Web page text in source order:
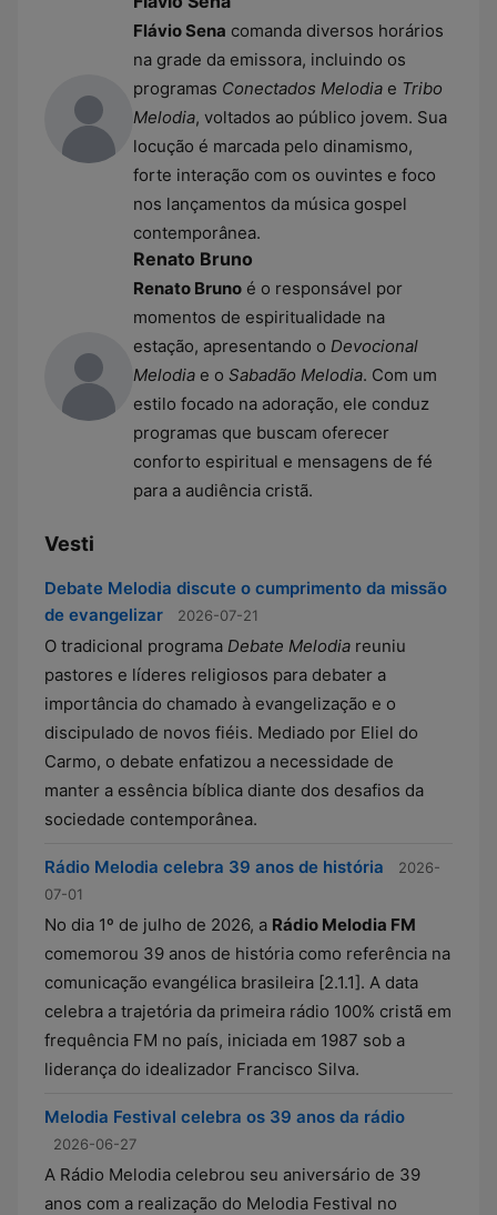
Flávio Sena comanda diversos horários
na grade da emissora, incluindo os
programas Conectados Melodia e Tribo
Melodia, voltados ao público jovem. Sua
locução é marcada pelo dinamismo,
forte interação com os ouvintes e foco
nos lançamentos da música gospel
contemporânea.
Renato Bruno
Renato Bruno é o responsável por
momentos de espiritualidade na
estação, apresentando o Devocional
Melodia e o Sabadão Melodia. Com um
estilo focado na adoração, ele conduz
programas que buscam oferecer
conforto espiritual e mensagens de fé
para a audiência cristã.
Vesti
Debate Melodia discute o cumprimento da missão
de evangelizar
2026-07-21
O tradicional programa Debate Melodia reuniu
pastores e líderes religiosos para debater a
importância do chamado à evangelização e o
discipulado de novos fiéis. Mediado por Eliel do
Carmo, o debate enfatizou a necessidade de
manter a essência bíblica diante dos desafios da
sociedade contemporânea.
Rádio Melodia celebra 39 anos de história
2026-
07-01
No dia 1º de julho de 2026, a Rádio Melodia FM
comemorou 39 anos de história como referência na
comunicação evangélica brasileira [2.1.1]. A data
celebra a trajetória da primeira rádio 100% cristã em
frequência FM no país, iniciada em 1987 sob a
liderança do idealizador Francisco Silva.
Melodia Festival celebra os 39 anos da rádio
2026-06-27
A Rádio Melodia celebrou seu aniversário de 39
anos com a realização do Melodia Festival no